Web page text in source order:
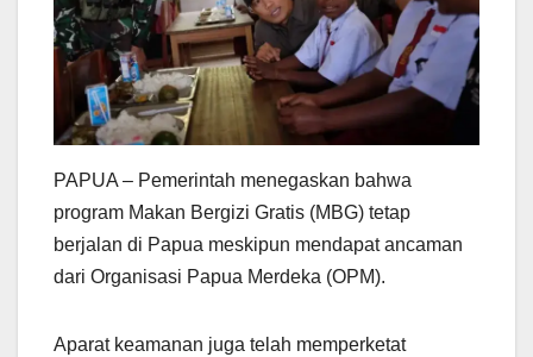
PAPUA – Pemerintah menegaskan bahwa
program Makan Bergizi Gratis (MBG) tetap
berjalan di Papua meskipun mendapat ancaman
dari Organisasi Papua Merdeka (OPM).
Aparat keamanan juga telah memperketat